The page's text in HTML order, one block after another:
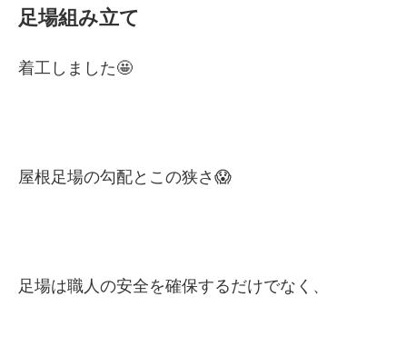
足場組み立て
着工しました🤩
屋根足場の勾配とこの狭さ😱
足場は職人の安全を確保するだけでなく、